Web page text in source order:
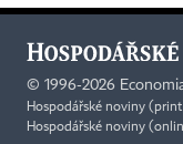
© 1996-2026
Hospodářské noviny
Hospodářské noviny